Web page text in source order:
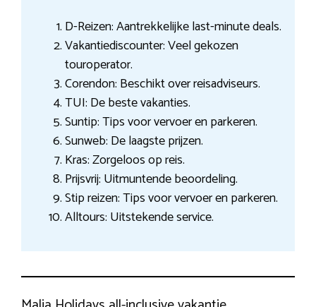
D-Reizen: Aantrekkelijke last-minute deals.
Vakantiediscounter: Veel gekozen
touroperator.
Corendon: Beschikt over reisadviseurs.
TUI: De beste vakanties.
Suntip: Tips voor vervoer en parkeren.
Sunweb: De laagste prijzen.
Kras: Zorgeloos op reis.
Prijsvrij: Uitmuntende beoordeling.
Stip reizen: Tips voor vervoer en parkeren.
Alltours: Uitstekende service.